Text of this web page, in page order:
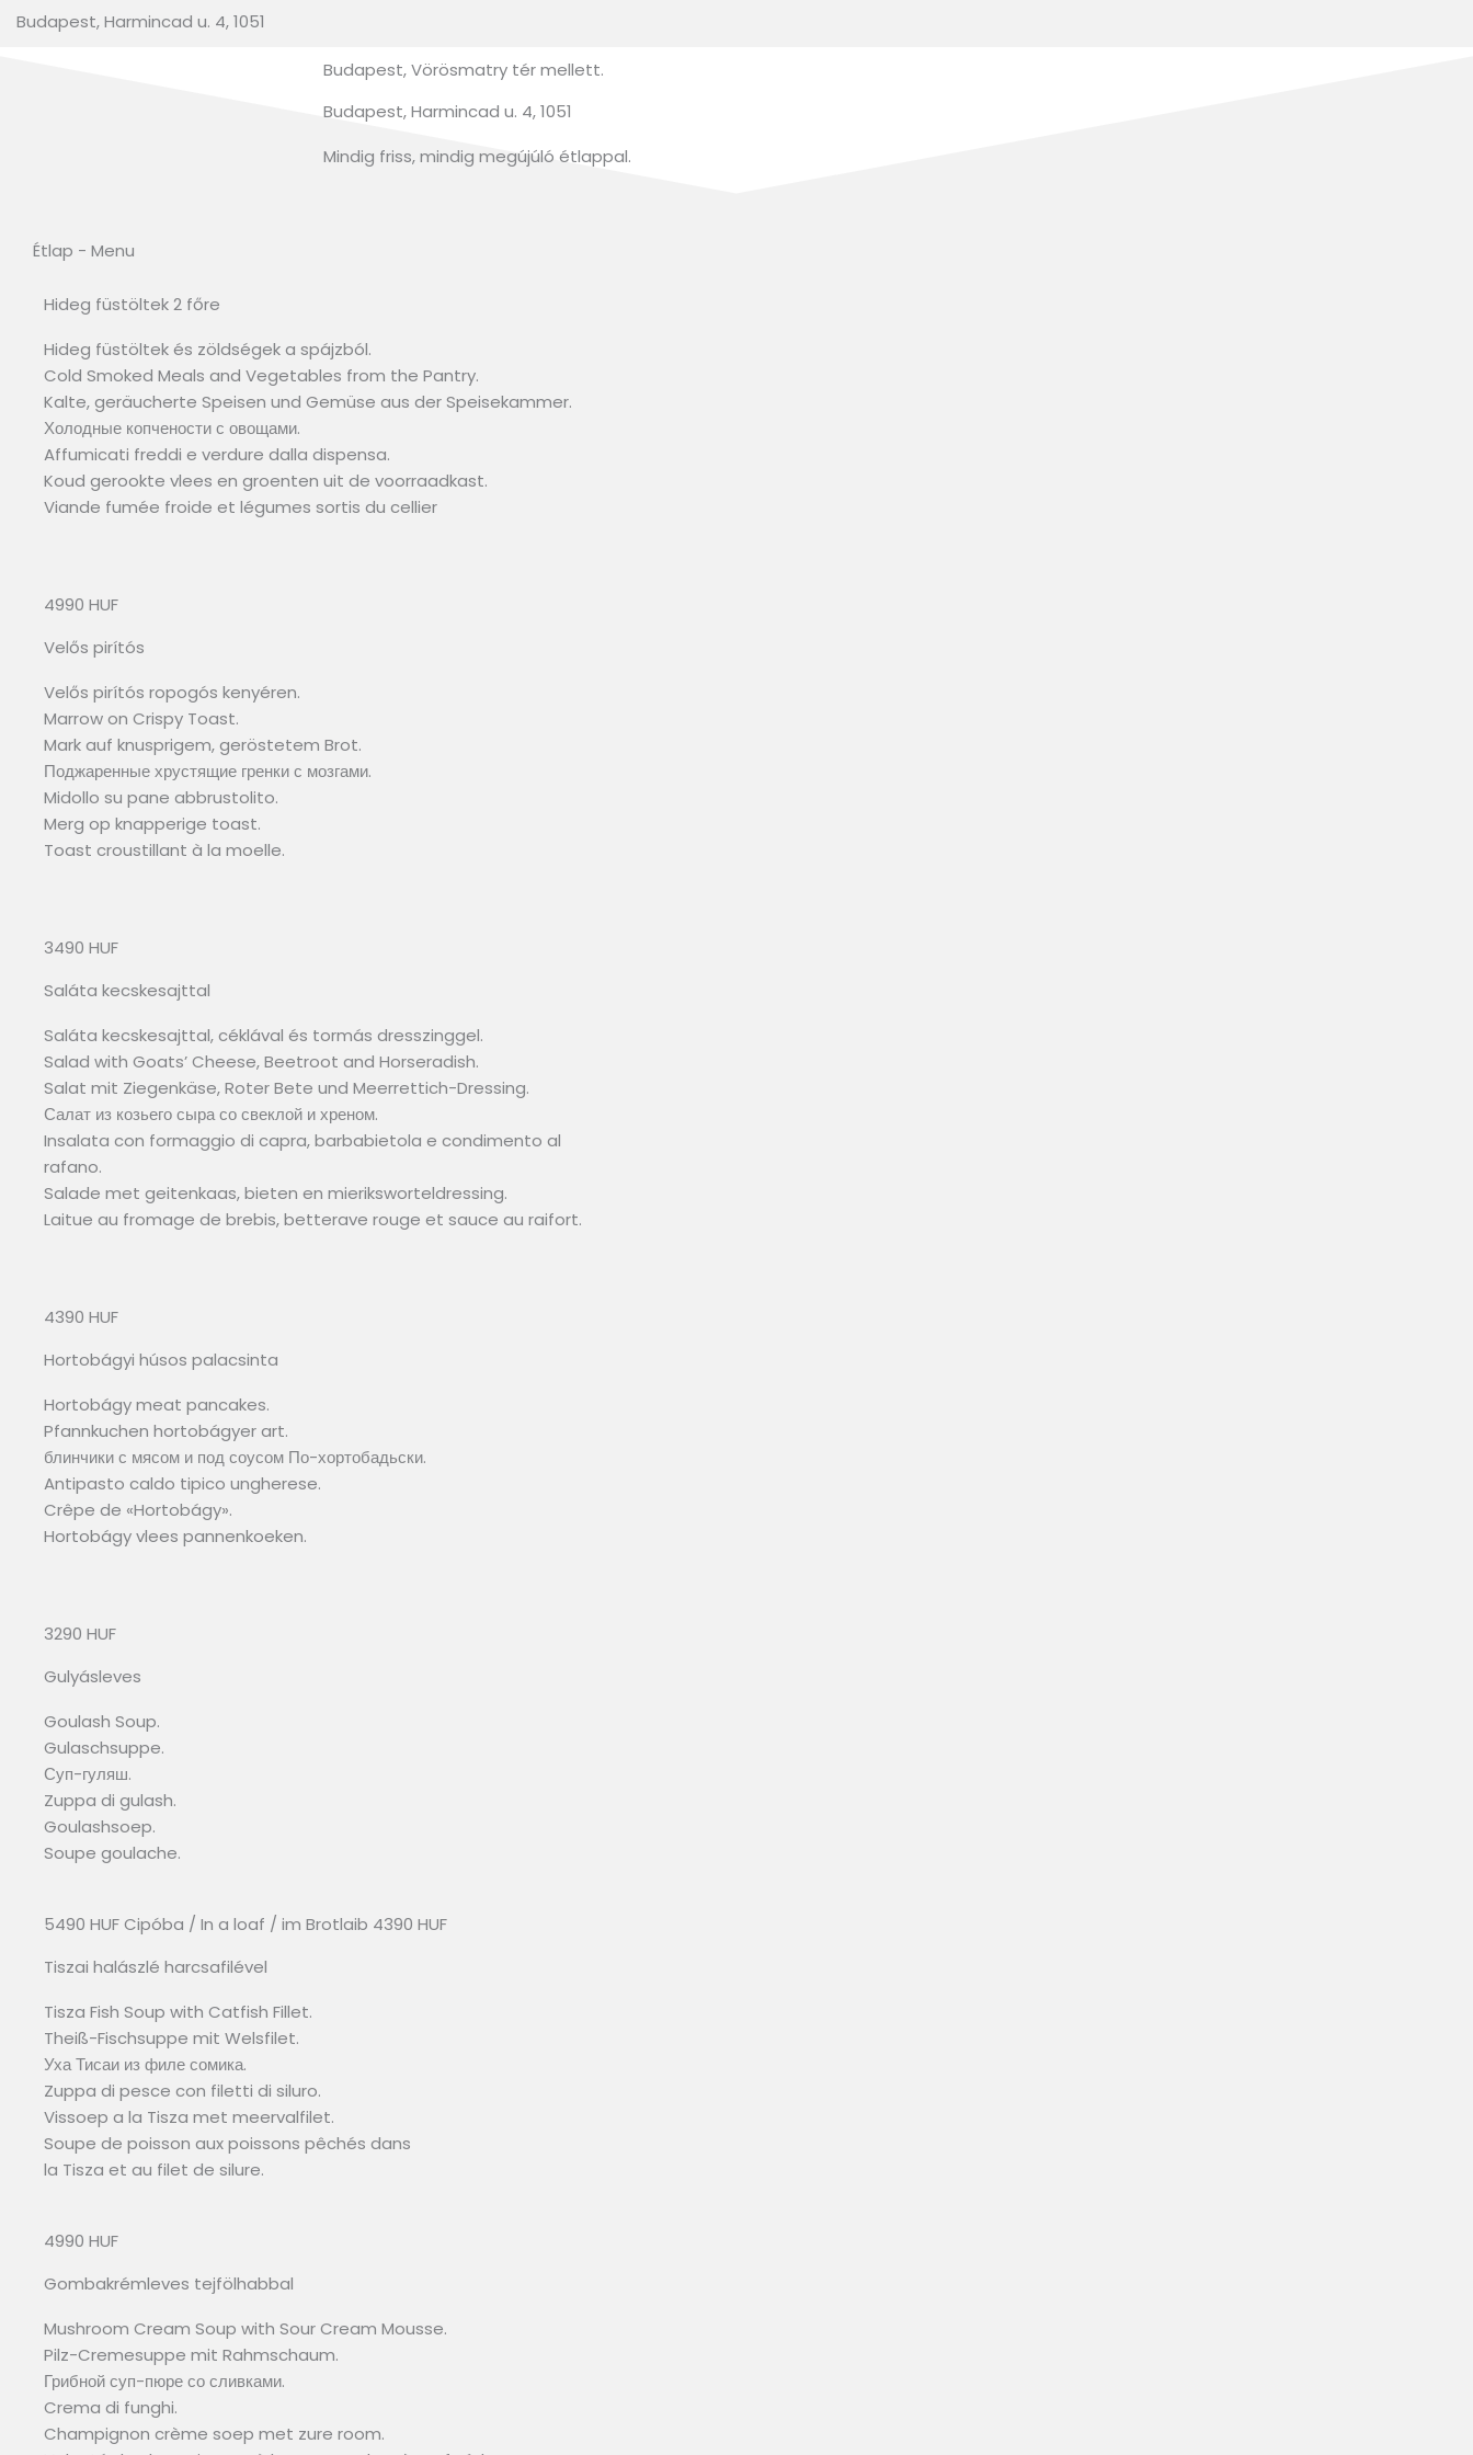
Budapest, Harmincad u. 4, 1051
Budapest, Vörösmatry tér mellett.
Budapest, Harmincad u. 4, 1051
Mindig friss, mindig megújúló étlappal.
Étlap - Menu
Hideg füstöltek 2 főre
Hideg füstöltek és zöldségek a spájzból.
Cold Smoked Meals and Vegetables from the Pantry.
Kalte, geräucherte Speisen und Gemüse aus der Speisekammer.
Холодные копчености с овощами.
Affumicati freddi e verdure dalla dispensa.
Koud gerookte vlees en groenten uit de voorraadkast.
Viande fumée froide et légumes sortis du cellier
4990 HUF
Velős pirítós
Velős pirítós ropogós kenyéren.
Marrow on Crispy Toast.
Mark auf knusprigem, geröstetem Brot.
Поджаренные хрустящие гренки с мозгами.
Midollo su pane abbrustolito.
Merg op knapperige toast.
Toast croustillant à la moelle.
3490 HUF
Saláta kecskesajttal
Saláta kecskesajttal, céklával és tormás dresszinggel.
Salad with Goats’ Cheese, Beetroot and Horseradish.
Salat mit Ziegenkäse, Roter Bete und Meerrettich-Dressing.
Салат из козьего сыра со свеклой и хреном.
Insalata con formaggio di capra, barbabietola e condimento al
rafano.
Salade met geitenkaas, bieten en mieriksworteldressing.
Laitue au fromage de brebis, betterave rouge et sauce au raifort.
4390 HUF
Hortobágyi húsos palacsinta
Hortobágy meat pancakes.
Pfannkuchen hortobágyer art.
блинчики с мясом и под соусом По-хортобадьски.
Antipasto caldo tipico ungherese.
Crêpe de «Hortobágy».
Hortobágy vlees pannenkoeken.
3290 HUF
Gulyásleves
Goulash Soup.
Gulaschsuppe.
Суп-гуляш.
Zuppa di gulash.
Goulashsoep.
Soupe goulache.
5490 HUF Cipóba / In a loaf / im Brotlaib 4390 HUF
Tiszai halászlé harcsafilével
Tisza Fish Soup with Catfish Fillet.
Theiß-Fischsuppe mit Welsfilet.
Уха Тисаи из филе сомика.
Zuppa di pesce con filetti di siluro.
Vissoep a la Tisza met meervalfilet.
Soupe de poisson aux poissons pêchés dans
la Tisza et au filet de silure.
4990 HUF
Gombakrémleves tejfölhabbal
Mushroom Cream Soup with Sour Cream Mousse.
Pilz-Cremesuppe mit Rahmschaum.
Грибной суп-пюре со сливками.
Crema di funghi.
Champignon crème soep met zure room.